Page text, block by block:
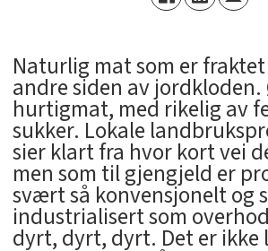
Naturlig mat som er
andre siden av
hurtigmat, med rikelig av
sukker. Lokale
sier klart fra hvor kort vei
men som til gjengjeld er
svært så konvensjonelt og
industrialisert som
dyrt, dyrt, dyrt. Det er ikke